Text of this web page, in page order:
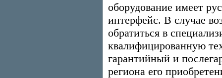
оборудование имеет
интерфейс. В случае
обратиться в
квалифицированную
гарантийный и
региона его